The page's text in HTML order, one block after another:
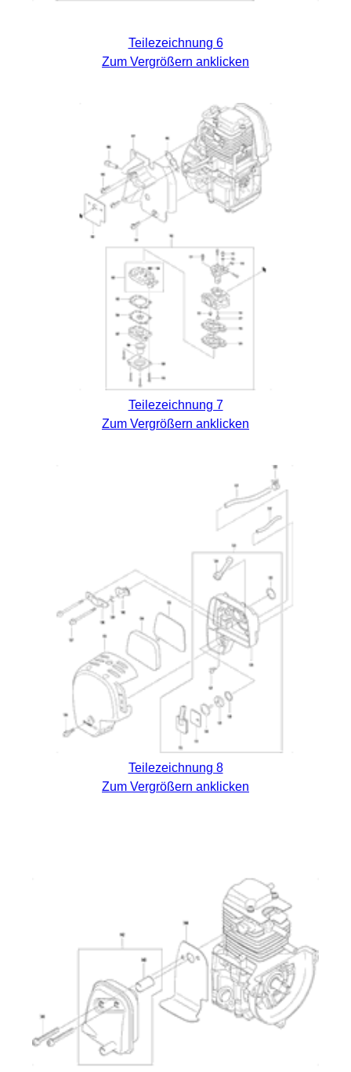
Teilezeichnung 6
Zum Vergrößern anklicken
Teilezeichnung 7
Zum Vergrößern anklicken
Teilezeichnung 8
Zum Vergrößern anklicken